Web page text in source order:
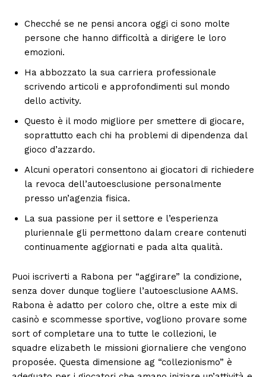
Checché se ne pensi ancora oggi ci sono molte
persone che hanno difficoltà a dirigere le loro
emozioni.
Ha abbozzato la sua carriera professionale
scrivendo articoli e approfondimenti sul mondo
dello activity.
Questo è il modo migliore per smettere di giocare,
soprattutto each chi ha problemi di dipendenza dal
gioco d’azzardo.
Alcuni operatori consentono ai giocatori di richiedere
la revoca dell’autoesclusione personalmente
presso un’agenzia fisica.
La sua passione per il settore e l’esperienza
pluriennale gli permettono dalam creare contenuti
continuamente aggiornati e pada alta qualità.
Puoi iscriverti a Rabona per “aggirare” la condizione,
senza dover dunque togliere l’autoesclusione AAMS.
Rabona è adatto per coloro che, oltre a este mix di
casinò e scommesse sportive, vogliono provare some
sort of completare una to tutte le collezioni, le
squadre elizabeth le missioni giornaliere che vengono
proposée. Questa dimensione ag “collezionismo” è